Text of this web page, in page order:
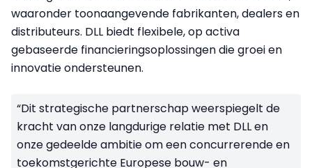
waaronder toonaangevende fabrikanten, dealers en
distributeurs. DLL biedt flexibele, op activa
gebaseerde financieringsoplossingen die groei en
innovatie ondersteunen.
“Dit strategische partnerschap weerspiegelt de
kracht van onze langdurige relatie met DLL en
onze gedeelde ambitie om een concurrerende en
toekomstgerichte Europese bouw- en